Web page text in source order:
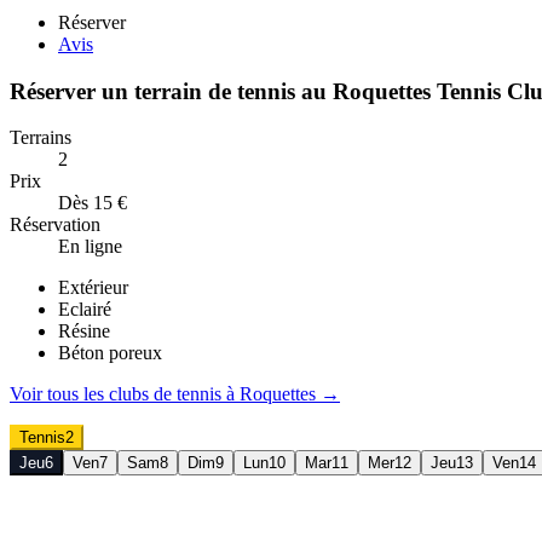
Réserver
Avis
Réserver un terrain de tennis au Roquettes Tennis
Terrains
2
Prix
Dès 15 €
Réservation
En ligne
Extérieur
Eclairé
Résine
Béton poreux
Voir tous les clubs de tennis à Roquettes →
Tennis2
Jeu6 Ven7 Sam8 Dim9 Lun10 Mar11 Mer12 Jeu13 Ven14